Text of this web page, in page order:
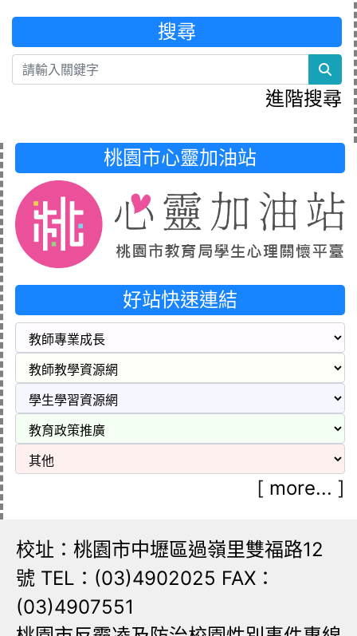
搜尋
進階搜尋
桃園市心靈加油站
好站快速連結
[ more... ]
校址：桃園市中壢區過嶺里雙福路12
號 TEL：(03)4902025 FAX：
(03)4907551